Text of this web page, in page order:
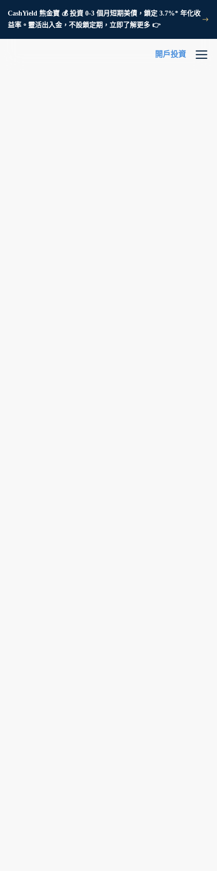
CashYield 熊金寶 💰 投資 0-3 個月短期美債，鎖定 3.7%* 年化收
益率。靈活出入金，不設鎖定期，立即了解更多 👉
開戶投資